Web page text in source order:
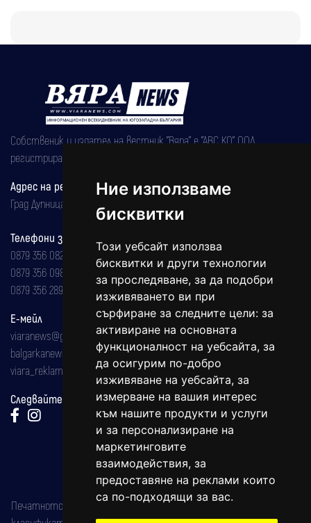
Ние използваме
бисквитки
Този уебсайт използва
бисквитки и други технологии
за проследяване, за да подобри
изживяването ви при
сърфиране за следните цели: за
активиране на основната
функционалност на уебсайта, за
да осигурим по-добро
изживяване на уебсайта, за
измерване на вашия интерес
към нашите продукти и услуги
и за персонализиране на
маркетинговите
взаимодействия, за
предоставяне на реклами които
са по-подходящи за вас.
Собственик и издател на вестник "Вяра" е "АВС КО" ООД,
регистрирана на 08.05.2002 година.
Адрес на редакцията
Град Дупница, ул.''Христо Ботев" 43
Телефони за реклама и абонаменти
0879 356 082
0879 356 098
0879 356 289
Е-мейл
viaranews@gmail.com
balgarkanews@gmail.com
viara_reklama@mail.bg
Следвайте ни:
Печатното издание на вестника е регистрирано в националния